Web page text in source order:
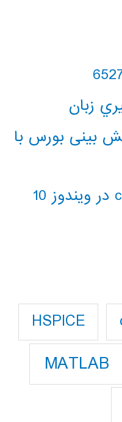
زبان
بینی بورس با
HSPICE
MATLAB